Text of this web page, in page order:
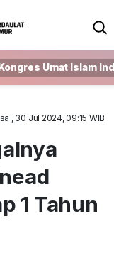
Umat Islam
, 30 Jul 2024, 09:15 WIB
1 Tahun